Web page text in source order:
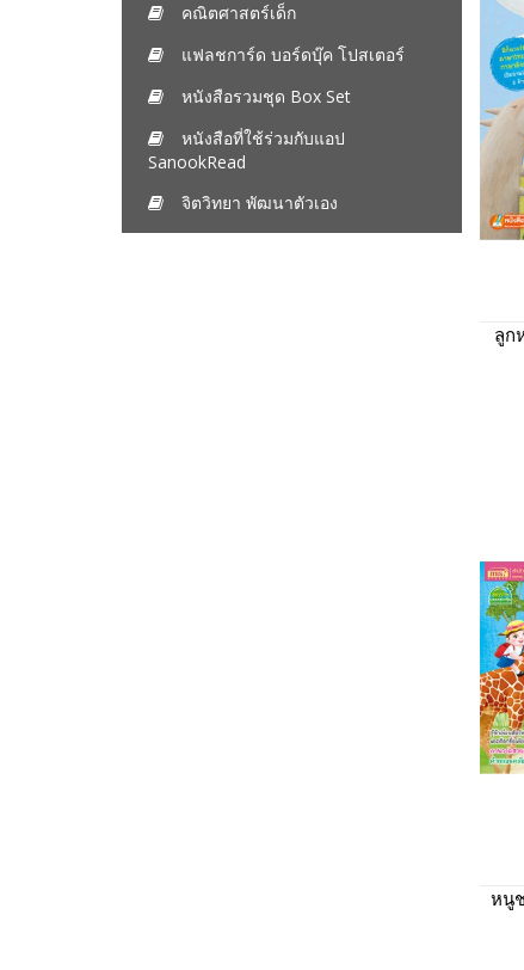
คณิตศาสตร์เด็ก
แฟลชการ์ด บอร์ดบุ๊ค โปสเตอร์
หนังสือรวมชุด Box Set
หนังสือที่ใช้ร่วมกับแอป
SanookRead
จิตวิทยา พัฒนาตัวเอง
ลูก
หนู